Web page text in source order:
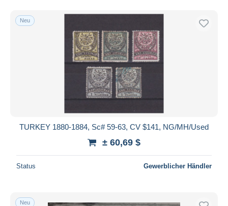
Neu
TURKEY 1880-1884, Sc# 59-63, CV $141, NG/MH/Used
± 60,69 $
Status Gewerblicher Händler
Neu